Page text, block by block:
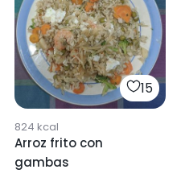
15
824 kcal
Arroz frito con
gambas